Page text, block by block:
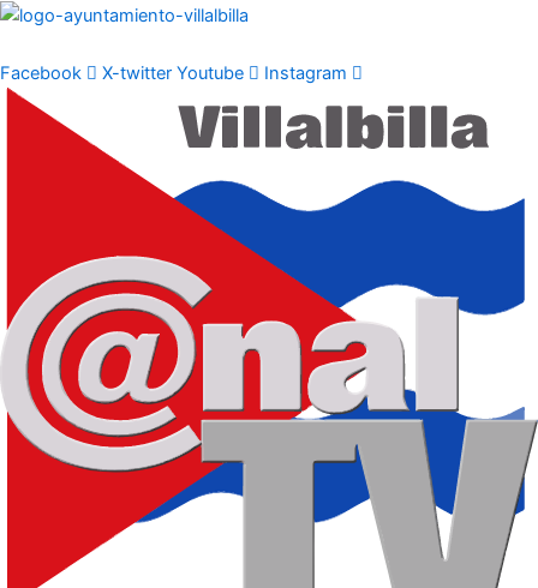
Ir
contenido
Facebook X-twitter Youtube Instagram